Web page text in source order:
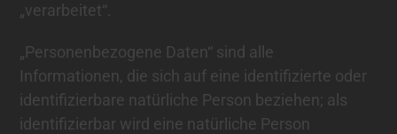
„verarbeitet“.
„Personenbezogene Daten“ sind alle
Informationen, die sich auf eine identifizierte oder
identifizierbare natürliche Person beziehen; als
identifizierbar wird eine natürliche Person